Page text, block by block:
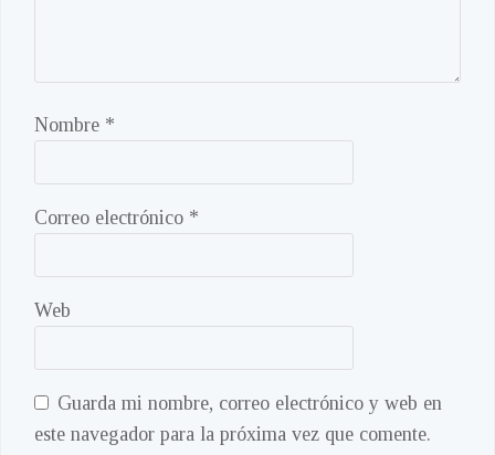
Nombre *
Correo electrónico *
Web
Guarda mi nombre, correo electrónico y web en
este navegador para la próxima vez que comente.